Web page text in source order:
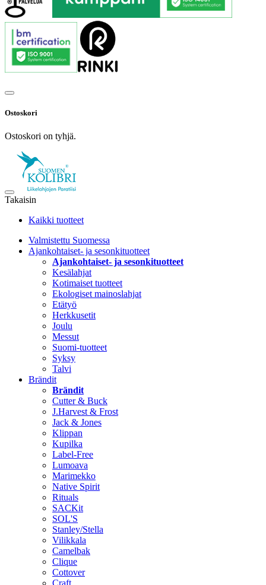
Ostoskori
Ostoskori on tyhjä.
Takaisin
Kaikki tuotteet
Valmistettu Suomessa
Ajankohtaiset- ja sesonkituotteet
Ajankohtaiset- ja sesonkituotteet
Kesälahjat
Kotimaiset tuotteet
Ekologiset mainoslahjat
Etätyö
Herkkusetit
Joulu
Messut
Suomi-tuotteet
Syksy
Talvi
Brändit
Brändit
Cutter & Buck
J.Harvest & Frost
Jack & Jones
Klippan
Kupilka
Label-Free
Lumoava
Marimekko
Native Spirit
Rituals
SACKit
SOL'S
Stanley/Stella
Vilikkala
Camelbak
Clique
Cottover
Craft